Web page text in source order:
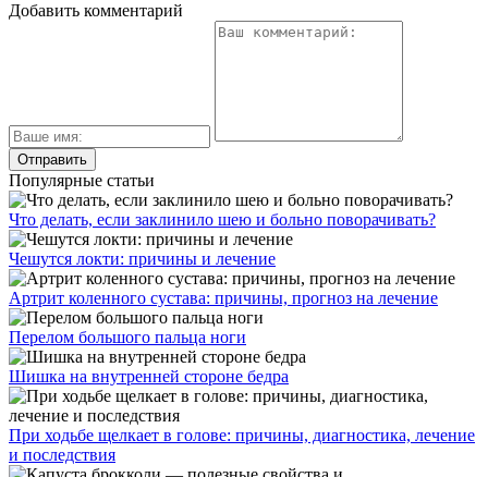
Добавить комментарий
Популярные статьи
Что делать, если заклинило шею и больно поворачивать?
Чешутся локти: причины и лечение
Артрит коленного сустава: причины, прогноз на лечение
Перелом большого пальца ноги
Шишка на внутренней стороне бедра
При ходьбе щелкает в голове: причины, диагностика, лечение
и последствия